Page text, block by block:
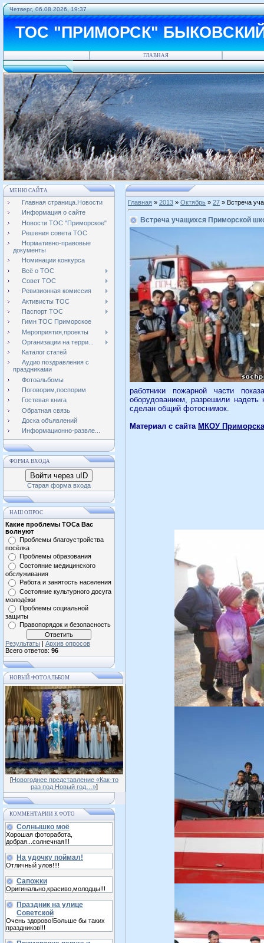
Четверг, 06.08.2026, 19:37
ТОС "ПРИМОРСК"
ГЛАВНАЯ
МЕНЮ САЙТА
Главная страница.Новости
Информация о сайте
Новости ТОС "Приморское"
Решения совета ТОС
Нормативно-правовые
документы
Номинации конкурса
Всё о ТОС
Совет ТОС
Ревизионная комиссия
Активисты ТОС
Паспорт ТОС
Гимн ТОС Приморское
Мероприятия,проекты
Организации на терри...
Каталог статей
Аудио поздравления с
праздниками
Фотоальбомы
Поговорим,поспорим
Гостевая книга
Обратная связь
Доска объявлений
Информационно-развле...
ФОРМА ВХОДА
Войти через uID
Старая форма входа
НАШ ОПРОС
Какие проблемы ТОСа Вас
волнуют
Проблемы благоустройства
посёлка
Проблемы образования
Состояние медицинского
обслуживания
Работа и занятость населения
Состояние культурного досуга
молодёжи
Проблемы социальной
защиты
Правопорядок и безопасность
Результаты | Архив опросов
Всего ответов: 96
НОВЫЙ ФОТОАЛЬБОМ
[Новогоднее представление «Как-то
раз под Новый год…»]
КОММЕНТАРИИ К ФОТО
Солнышко моё
Хорошая фоторабота,
добрая...солнечная!!!
На удочку поймал!
Отличный улов!!!!
Сапожки
Оригинально,красиво,молодцы!!!
Праздник на улице
Советской
Очень здорово!Больше бы таких
праздников!!!
Главная » 2013 » Октябрь » 27 » Встреча
Встреча учащихся Приморской
работники пожарной части
оборудованием, разрешили
сделан общий фотоснимок.
Материал с сайта МКОУ